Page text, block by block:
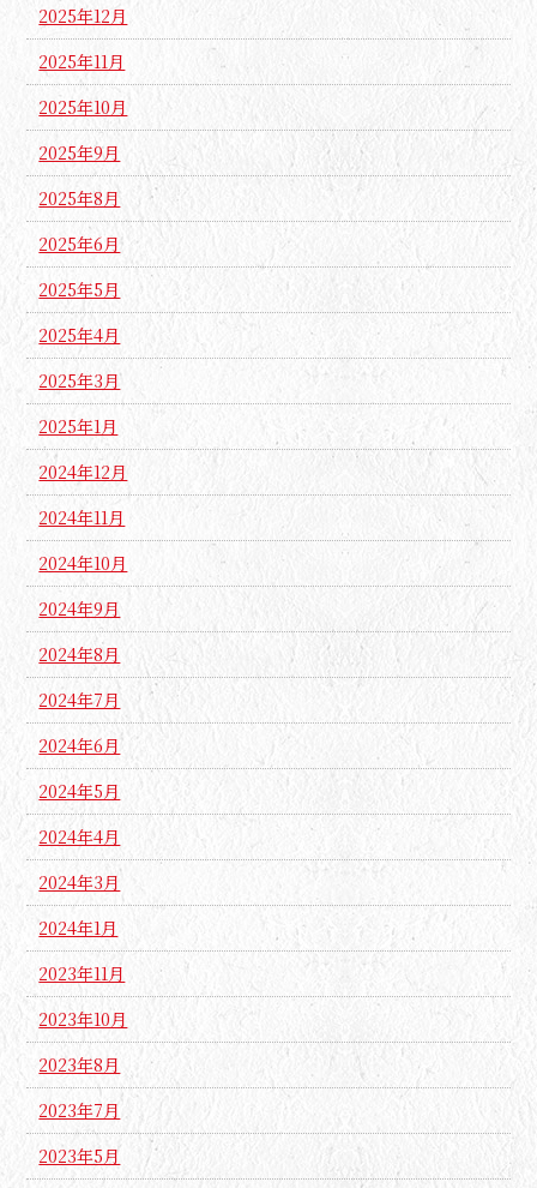
2025年12月
2025年11月
2025年10月
2025年9月
2025年8月
2025年6月
2025年5月
2025年4月
2025年3月
2025年1月
2024年12月
2024年11月
2024年10月
2024年9月
2024年8月
2024年7月
2024年6月
2024年5月
2024年4月
2024年3月
2024年1月
2023年11月
2023年10月
2023年8月
2023年7月
2023年5月